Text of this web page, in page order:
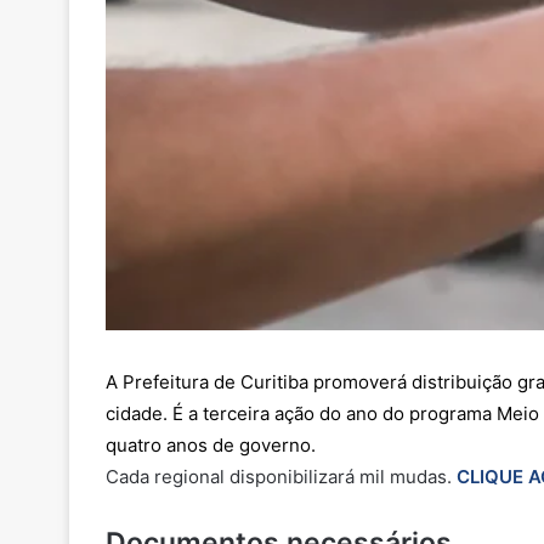
A Prefeitura de Curitiba promoverá distribuição
cidade. É a terceira ação do ano do programa
quatro anos de governo.
Cada regional disponibilizará mil mudas. CLIQUE